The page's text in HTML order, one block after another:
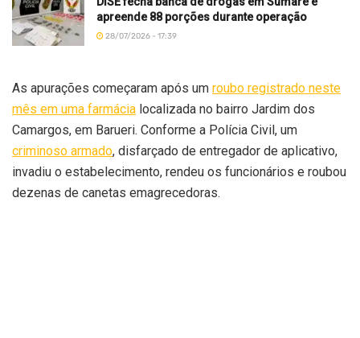
apreende 88 porções durante operação
28/07/2026 - 17:39
As apurações começaram após um roubo registrado neste
mês em uma farmácia localizada no bairro Jardim dos
Camargos, em Barueri. Conforme a Polícia Civil, um
criminoso armado, disfarçado de entregador de aplicativo,
invadiu o estabelecimento, rendeu os funcionários e roubou
dezenas de canetas emagrecedoras.